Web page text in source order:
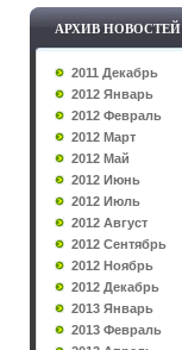
АРХИВ НОВОСТЕЙ
2011 Декабрь
2012 Январь
2012 Февраль
2012 Март
2012 Май
2012 Июнь
2012 Июль
2012 Август
2012 Сентябрь
2012 Ноябрь
2012 Декабрь
2013 Январь
2013 Февраль